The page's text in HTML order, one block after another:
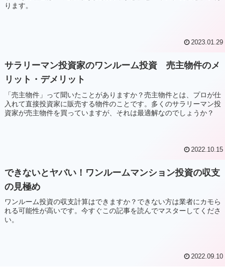
ります。
2023.01.29
サラリーマン投資家のワンルーム投資 売主物件のメ
リット・デメリット
「売主物件」って聞いたことがありますか？売主物件とは、プロが仕
入れて直接投資家に販売する物件のことです。多くのサラリーマン投
資家が売主物件を買っていますが、それは最適解なのでしょうか？
2022.10.15
できないとヤバい！ワンルームマンション投資の収支
の見極め
ワンルーム投資の収支計算はできますか？できない方は業者にカモら
れる可能性が高いです。今すぐこの記事を読んでマスターしてくださ
い。
2022.09.10